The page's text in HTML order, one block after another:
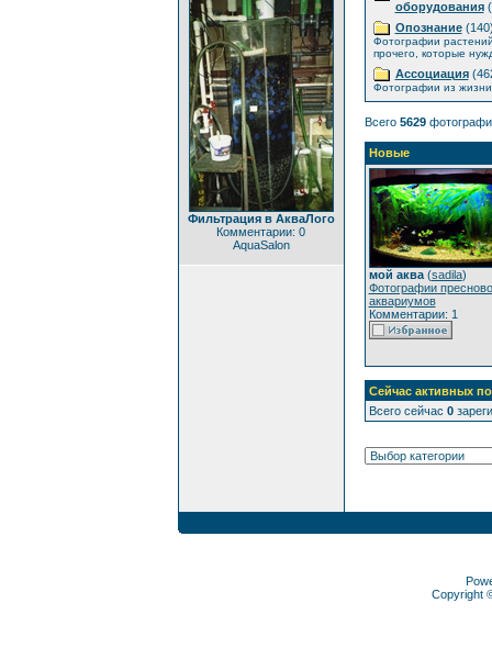
Фильтрация в АкваЛого
Комментарии: 0
AquaSalon
оборудования
Опознание
Фотографии
прочего, которые
Ассоциация
Фотографии из
Всего 5629
Новые
мой аква(sadila)
Фотографии
аквариумов
Комментарии: 1
Сейчас активных
Всего сейчас 0
Copyright